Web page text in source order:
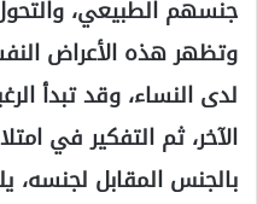
جنسهم الطبيعي،
وتظهر هذه الأعراض
لدى النساء، وقد تبدأ
الآخر، ثم التفكير في
بالجنس المقابل لجنسه،